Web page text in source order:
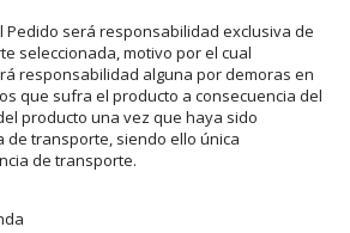
Pedido será responsabilidad exclusiva de
seleccionada, motivo por el cual
responsabilidad alguna por demoras en
que sufra el producto a consecuencia del
producto una vez que haya sido
de transporte, siendo ello única
de transporte.